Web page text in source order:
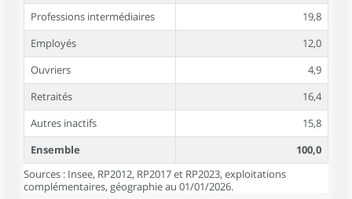
Professions intermédiaires
19,8
Employés
12,0
Ouvriers
4,9
Retraités
16,4
Autres inactifs
15,8
Ensemble
100,0
Sources : Insee, RP2012, RP2017 et RP2023, exploitations
complémentaires, géographie au 01/01/2026.